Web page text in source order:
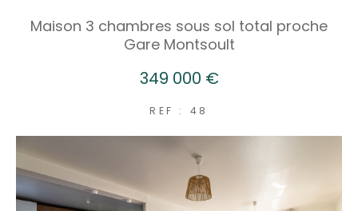
Maison 3 chambres sous sol total proche
Gare Montsoult
349 000 €
REF : 48